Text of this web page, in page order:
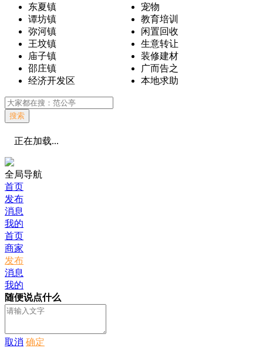
东夏镇
谭坊镇
弥河镇
王坟镇
庙子镇
邵庄镇
经济开发区
宠物
教育培训
闲置回收
生意转让
装修建材
广而告之
本地求助
搜索
正在加载...
全局导航
首页
发布
消息
我的
首页
商家
发布
消息
我的
随便说点什么
取消 确定